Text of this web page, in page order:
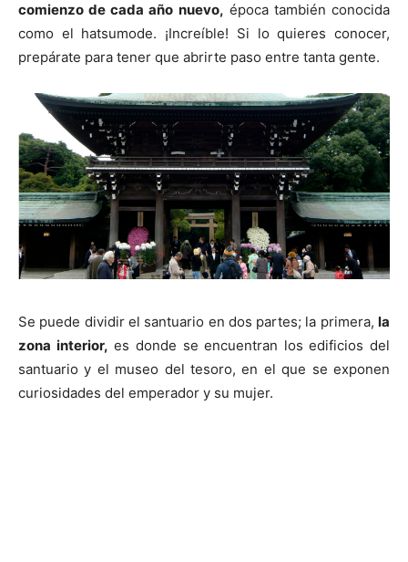
comienzo de cada año nuevo, época también conocida
como el hatsumode. ¡Increíble! Si lo quieres conocer,
prepárate para tener que abrirte paso entre tanta gente.
Se puede dividir el santuario en dos partes; la primera, la
zona interior, es donde se encuentran los edificios del
santuario y el museo del tesoro, en el que se exponen
curiosidades del emperador y su mujer.